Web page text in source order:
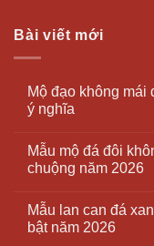
Bài viết mới
Mộ đạo không mái
ý nghĩa
Mẫu mộ đá đôi
chuộng năm 2026
Mẫu lan can đá
bật năm 2026